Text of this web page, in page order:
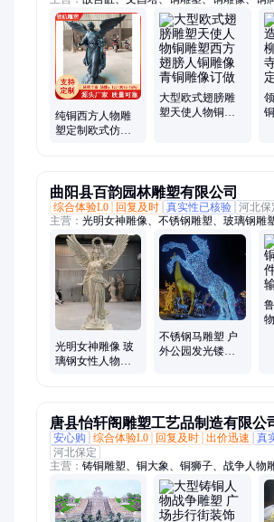
宝盆、铜佛像、纯铜钟、针灸人、酥油灯、铜
雕塑、铜摆件、青铜器、铜门槛、铜喷泉、工
浮雕、风水球、铜麒麟、铜大缸、景观塔
纯铜西方人物雕
塑定制欧式仿真
大型欧式翅膀雕
塑天使人物铜雕
曲阳县百韵园林雕塑有限公司
综合体验L0
回复及时 真实性已核验 河北保
主营： 光明女神雕像、不锈钢雕塑、玻璃钢雕
光明女神雕像 玻
璃钢女性人物定
不锈钢马雕塑 户
外公园发光镂空
唐县怡轩阁雕塑工艺品制造有限公
安心购
综合体验L0 回复及时 出价迅速
真
河北保定
主营： 铸铜雕塑、铜大象、铜狮子、战争人物
弥勒、铜十八罗汉、铜西方三圣、铜观音、铜
天王、西方人物雕塑、现代人雕塑、铜关公、
塑、铜貔貅、铜浮雕、铜马、铜香炉、铜雕大